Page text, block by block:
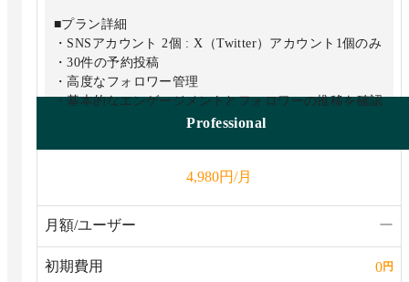
■プラン詳細
・SNSアカウント 2個 : X（Twitter）アカウント1個のみ
・30件の予約投稿
・高度なフォロワー管理
・基本的なエンゲージメントとフォロワーの推移を確認
・分析可能期間 : 最大1年間Professional
4,980円/月
月額/ユーザー ー
初期費用 0円